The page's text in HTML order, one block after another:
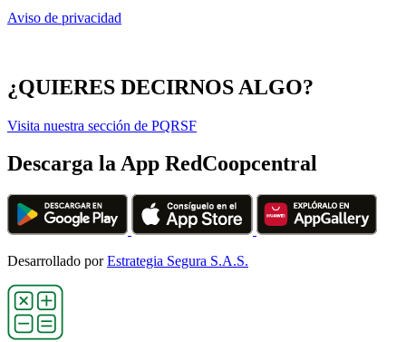
Aviso de privacidad
¿QUIERES DECIRNOS ALGO?
Visita nuestra sección de PQRSF
Descarga la App RedCoopcentral
Desarrollado porEstrategia Segura S.A.S.